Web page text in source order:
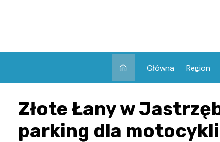
Główna Region
Złote Łany w
parking dla